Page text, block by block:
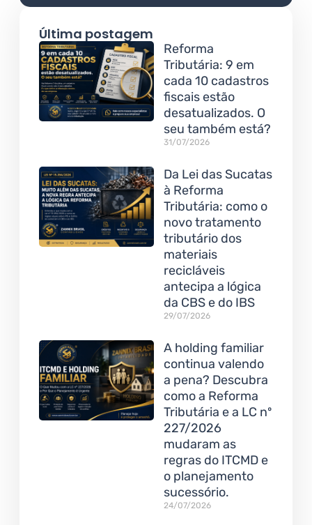
Última postagem
Reforma
Tributária: 9 em
cada 10 cadastros
fiscais estão
desatualizados. O
seu também está?
31/07/2026
Da Lei das Sucatas
à Reforma
Tributária: como o
novo tratamento
tributário dos
materiais
recicláveis
antecipa a lógica
da CBS e do IBS
29/07/2026
A holding familiar
continua valendo
a pena? Descubra
como a Reforma
Tributária e a LC nº
227/2026
mudaram as
regras do ITCMD e
o planejamento
sucessório.
24/07/2026